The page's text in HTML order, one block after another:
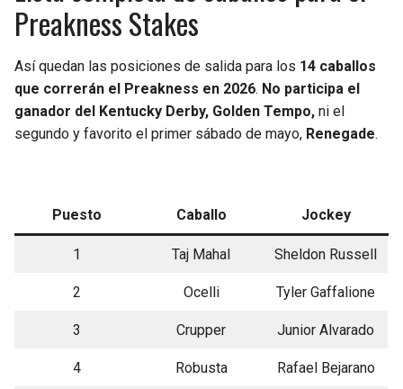
Preakness Stakes
Así quedan las posiciones de salida para los 14 caballos
que correrán el Preakness en 2026. No participa el
ganador del Kentucky Derby, Golden Tempo, ni el
segundo y favorito el primer sábado de mayo, Renegade.
Puesto Caballo Jockey
1 Taj Mahal Sheldon Russell
2 Ocelli Tyler Gaffalione
3 Crupper Junior Alvarado
4 Robusta Rafael Bejarano